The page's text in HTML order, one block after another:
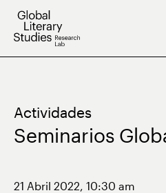
Saltar
contenido
Actividades
Seminarios
21 Abril 2022, 10:30 am